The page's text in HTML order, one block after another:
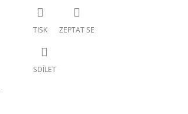
TISK ZEPTAT SE
SDÍLET